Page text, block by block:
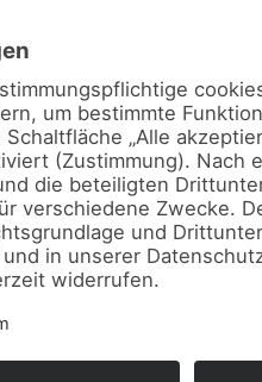
am 06.11.2025 haben
stattgefunden. Es
anwesend.
aber auch weiterhin auf